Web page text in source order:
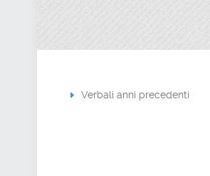
Verbali anni precedenti